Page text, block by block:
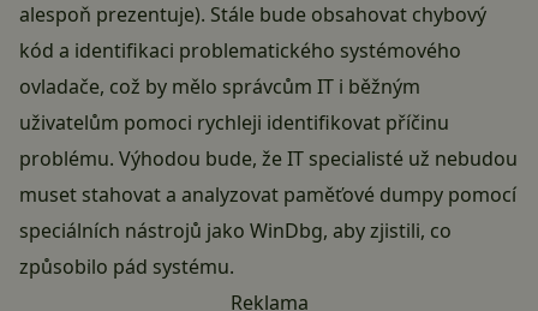
alespoň prezentuje). Stále bude obsahovat chybový
kód a identifikaci problematického systémového
ovladače, což by mělo správcům IT i běžným
uživatelům pomoci rychleji identifikovat příčinu
problému. Výhodou bude, že IT specialisté už nebudou
muset stahovat a analyzovat paměťové dumpy pomocí
speciálních nástrojů jako WinDbg, aby zjistili, co
způsobilo pád systému.
Reklama